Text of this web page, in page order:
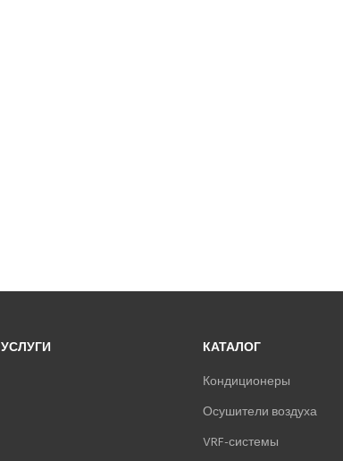
УСЛУГИ
КАТАЛОГ
Кондиционеры
Осушители воздуха
VRF-системы